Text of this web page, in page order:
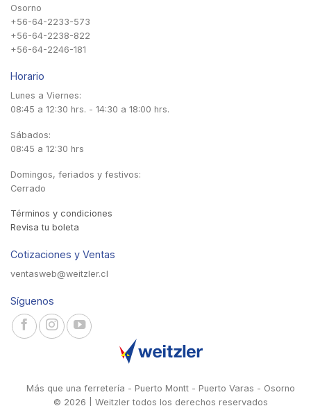
Osorno
+56-64-2233-573
+56-64-2238-822
+56-64-2246-181
Horario
Lunes a Viernes:
08:45 a 12:30 hrs. - 14:30 a 18:00 hrs.
Sábados:
08:45 a 12:30 hrs
Domingos, feriados y festivos:
Cerrado
Términos y condiciones
Revisa tu boleta
Cotizaciones y Ventas
ventasweb@weitzler.cl
Síguenos
Más que una ferretería - Puerto Montt - Puerto Varas - Osorno
© 2026 | Weitzler todos los derechos reservados